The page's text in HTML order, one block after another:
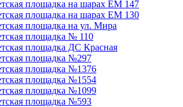
площадка на шарах ЕМ 147
площадка на шарах ЕМ 130
площадка на ул. Мира
площадка № 110
площадка ДС Красная
площадка №297
площадка №1376
площадка №1554
площадка №1099
площадка №593